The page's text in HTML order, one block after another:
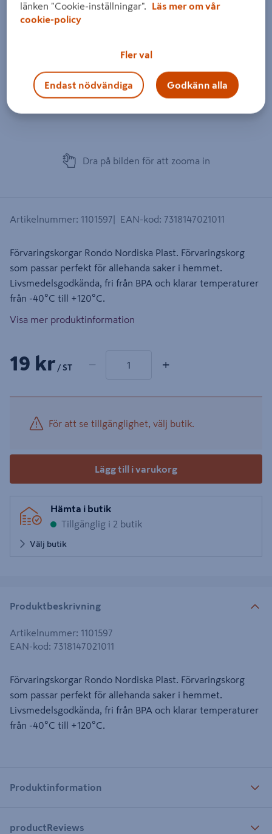
Dra på bilden för att zooma in
Artikelnummer: 1101597 EAN-kod: 7318147021011
Förvaringskorgar Rondo Nordiska Plast. Förvaringskorg
som passar perfekt för allehanda saker i hemmet.
Livsmedelsgodkända, fri från BPA och klarar temperaturer
från -40°C till +120°C.
Visa mer produktinformation
19 kr / ST − +
För att se tillgänglighet, välj butik.
Lägg till i varukorg
Hämta i butik
Tillgänglig i 2 butik
Välj butik
Produktbeskrivning
Artikelnummer: 1101597
EAN-kod: 7318147021011
Förvaringskorgar Rondo Nordiska Plast. Förvaringskorg
som passar perfekt för allehanda saker i hemmet.
Livsmedelsgodkända, fri från BPA och klarar temperaturer
från -40°C till +120°C.
Produktinformation
productReviews
länken "Cookie-inställningar".
Läs mer om vår
cookie-policy
Fler val
Endast nödvändiga Godkänn alla